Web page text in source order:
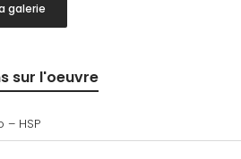
galerie
sur l'oeuvre
– HSP